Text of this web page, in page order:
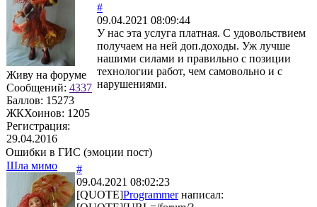
Живу на форуме
Сообщений: 4337
Баллов: 15273
ЖКХоинов: 1205
Регистрация:
29.04.2016
#
09.04.2021 08:09:44
У нас эта услуга платная. С удовольствием
получаем на ней доп.доходы. Уж лучше
нашими силами и правильно с позиции
технологии работ, чем самовольно и с
нарушениями.
Ошибки в ГИС (эмоции пост)
Шла мимо
#
09.04.2021 08:02:23
[QUOTE]Programmerнаписал: